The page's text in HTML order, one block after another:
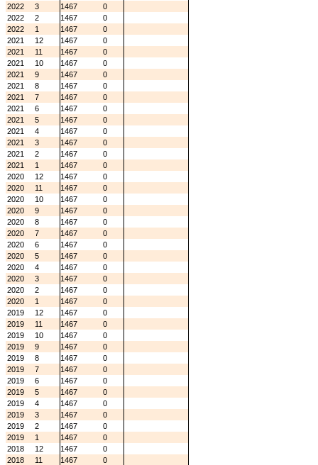
2022
3 1467
0
2022
2 1467
0
2022
1 1467
0
2021
12 1467
0
2021
11 1467
0
2021
10 1467
0
2021
9 1467
0
2021
8 1467
0
2021
7 1467
0
2021
6 1467
0
2021
5 1467
0
2021
4 1467
0
2021
3 1467
0
2021
2 1467
0
2021
1 1467
0
2020
12 1467
0
2020
11 1467
0
2020
10 1467
0
2020
9 1467
0
2020
8 1467
0
2020
7 1467
0
2020
6 1467
0
2020
5 1467
0
2020
4 1467
0
2020
3 1467
0
2020
2 1467
0
2020
1 1467
0
2019
12 1467
0
2019
11 1467
0
2019
10 1467
0
2019
9 1467
0
2019
8 1467
0
2019
7 1467
0
2019
6 1467
0
2019
5 1467
0
2019
4 1467
0
2019
3 1467
0
2019
2 1467
0
2019
1 1467
0
2018
12 1467
0
2018
11 1467
0